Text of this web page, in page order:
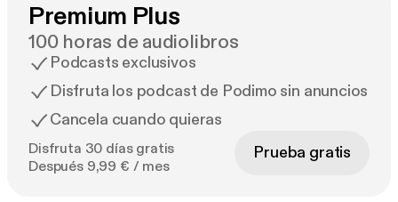
Premium Plus
100 horas de audiolibros
Podcasts exclusivos
Disfruta los podcast de Podimo sin anuncios
Cancela cuando quieras
Disfruta 30 días gratis
Después 9,99 € / mes
Prueba gratis